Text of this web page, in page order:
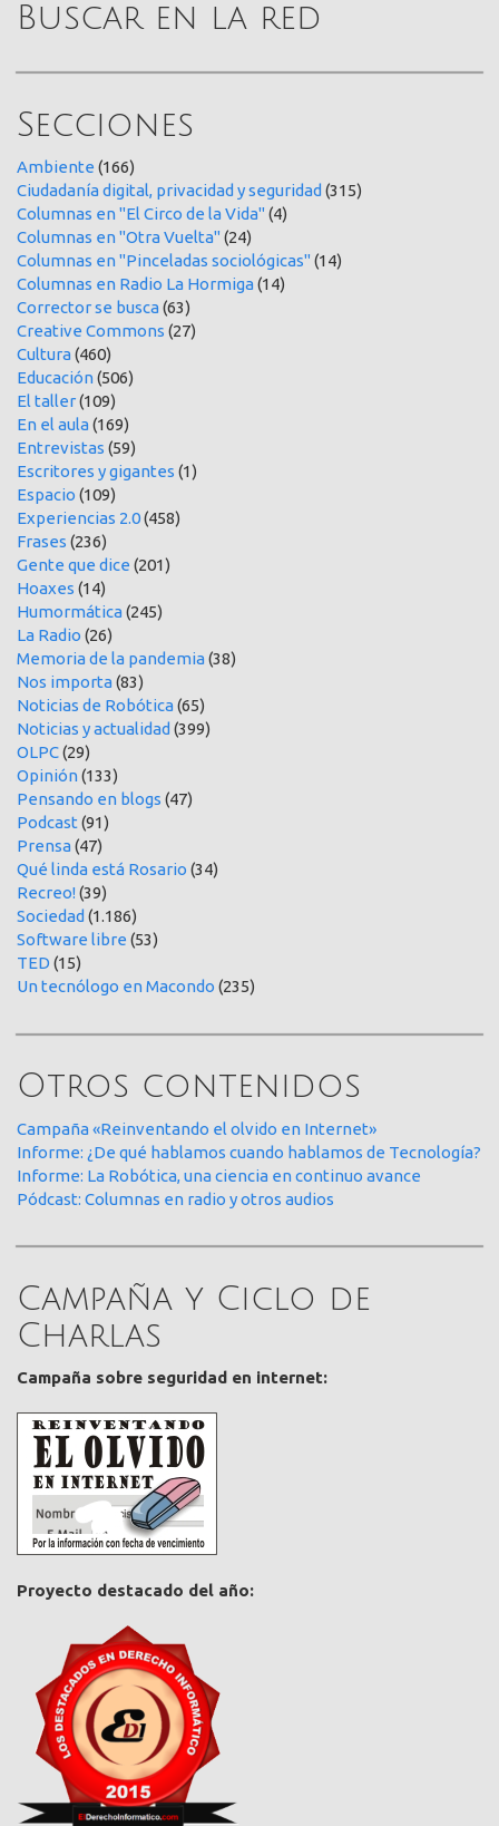
Buscar en la red
Secciones
Ambiente (166)
Ciudadanía digital, privacidad y seguridad (315)
Columnas en "El Circo de la Vida"(4)
Columnas en "Otra Vuelta"(24)
Columnas en "Pinceladas sociológicas"(14)
Columnas en Radio La Hormiga(14)
Corrector se busca(63)
Creative Commons (27)
Cultura(460)
Educación(506)
El taller(109)
En el aula(169)
Entrevistas (59)
Escritores y gigantes (1)
Espacio (109)
Experiencias 2.0(458)
Frases (236)
Gente que dice (201)
Hoaxes (14)
Humormática(245)
La Radio (26)
Memoria de la pandemia(38)
Nos importa(83)
Noticias de Robótica(65)
Noticias y actualidad (399)
OLPC(29)
Opinión(133)
Pensando en blogs (47)
Podcast (91)
Prensa(47)
Qué linda está Rosario (34)
Recreo!(39)
Sociedad (1.186)
Software libre (53)
TED (15)
Un tecnólogo en Macondo (235)
Otros contenidos
Campaña «Reinventando el olvido en Internet»
Informe: ¿De qué hablamos cuando hablamos de Tecnología?
Informe: La Robótica, una ciencia en continuo avance
Pódcast: Columnas en radio y otros audios
Campaña y Ciclo de
Charlas
Campaña sobre seguridad en internet:
Proyecto destacado del año: